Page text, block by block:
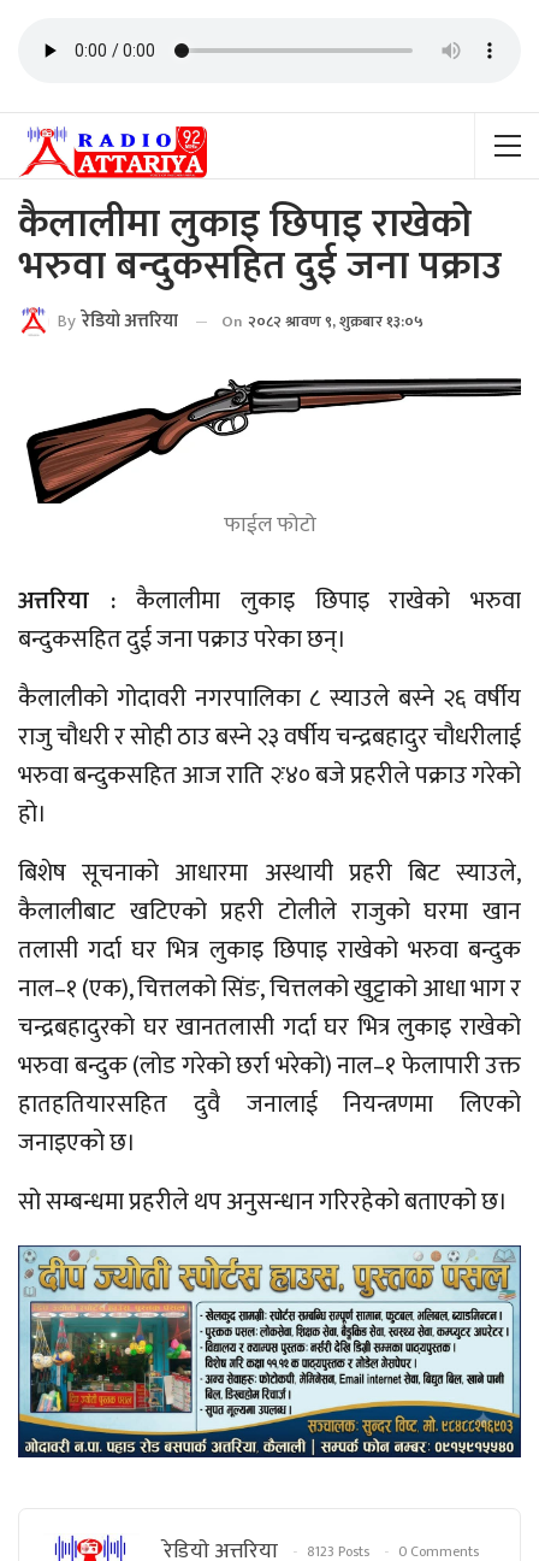
कैलालीमा लुकाइ छिपाइ राखेको
भरुवा बन्दुकसहित दुई जना पक्राउ
By रेडियाे अत्तरिया On २०८२ श्रावण ९, शुक्रबार १३:०५
फाईल फोटो
अत्तरिया :कैलालीमा लुकाइ छिपाइ राखेको भरुवा
बन्दुकसहित दुई जना पक्राउ परेका छन्।
कैलालीको गोदावरी नगरपालिका ८ स्याउले बस्ने २६ वर्षीय
राजु चौधरी र सोही ठाउ बस्ने २३ वर्षीय चन्द्रबहादुर चौधरीलाई
भरुवा बन्दुकसहित आज राति २ः४० बजे प्रहरीले पक्राउ गरेको
हो।
बिशेष सूचनाको आधारमा अस्थायी प्रहरी बिट स्याउले,
कैलालीबाट खटिएको प्रहरी टोलीले राजुको घरमा खान
तलासी गर्दा घर भित्र लुकाइ छिपाइ राखेको भरुवा बन्दुक
नाल–१ (एक), चित्तलको सिंङ, चित्तलको खुट्टाको आधा भाग र
चन्द्रबहादुरको घर खानतलासी गर्दा घर भित्र लुकाइ राखेको
भरुवा बन्दुक (लोड गरेको छर्रा भरेको) नाल–१ फेलापारी उक्त
हातहतियारसहित दुवै जनालाई नियन्त्रणमा लिएको
जनाइएको छ।
सो सम्बन्धमा प्रहरीले थप अनुसन्धान गरिरहेको बताएको छ।
रेडियाे अत्तरिया 8123 Posts 0 Comments